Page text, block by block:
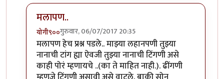
मलापण..
योगी९००गुरुवार, 06/07/2017 20:35
In reply toकाही प्रश्नbyमराठी_माणूस
मलापण हेच प्रश्न पडले.. माझ्या लहानपणी तुझ्या
नानाची टांग ह्या ऐवजी तुझ्या नानाची टिंगणी असे
काही पोरं म्हणायचे ..(का ते माहित नाही.). ढींगणी